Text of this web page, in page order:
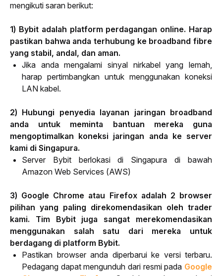
mengikuti saran berikut:
1) Bybit adalah platform perdagangan online. Harap
pastikan bahwa anda terhubung ke broadband fibre
yang stabil, andal, dan aman.
Jika anda mengalami sinyal nirkabel yang lemah,
harap pertimbangkan untuk menggunakan koneksi
LAN kabel.
2) Hubungi penyedia layanan jaringan broadband
anda untuk meminta bantuan mereka guna
mengoptimalkan koneksi jaringan anda ke server
kami di Singapura.
Server Bybit berlokasi di Singapura di bawah
Amazon Web Services (AWS)
3) Google Chrome atau Firefox adalah 2 browser
pilihan yang paling direkomendasikan oleh trader
kami. Tim Bybit juga sangat merekomendasikan
menggunakan salah satu dari mereka untuk
berdagang di platform Bybit.
Pastikan browser anda diperbarui ke versi terbaru.
Pedagang dapat mengunduh dari resmi pada Google